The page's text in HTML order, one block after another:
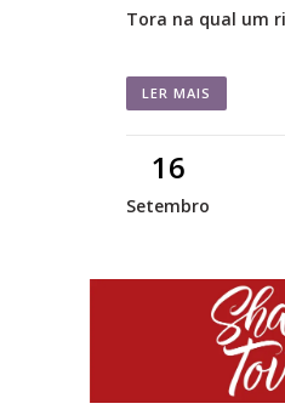
Tora na qual um
LER MAIS
16
Setembro